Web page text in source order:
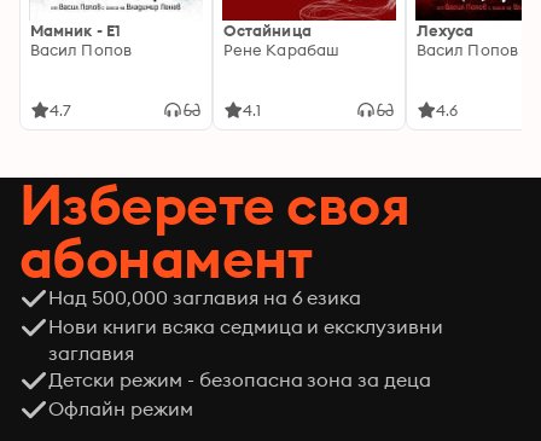
Мамник - E1
Васил Попов
4.7
Остайница
Рене Карабаш
4.1
Лехуса
Васил Попов
4.6
Изберете своя
абонамент
Над 500,000 заглавия на 6 езика
Нови книги всяка седмица и ексклузивни
заглавия
Детски режим - безопасна зона за деца
Офлайн режим